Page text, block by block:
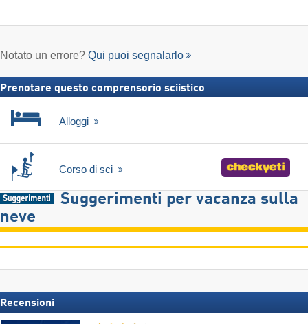
Notato un errore? Qui puoi segnalarlo
Prenotare questo comprensorio sciistico
Alloggi
Corso di sci
Suggerimenti per vacanza sulla
neve
Recensioni